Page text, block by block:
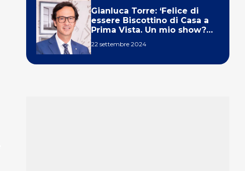
Gianluca Torre: ‘Felice di
essere Biscottino di Casa a
Prima Vista. Un mio show?
22 settembre 2024